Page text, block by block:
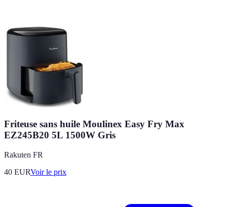
Friteuse sans huile Moulinex Easy Fry Max
EZ245B20 5L 1500W Gris
Rakuten FR
40 EURVoir le prix